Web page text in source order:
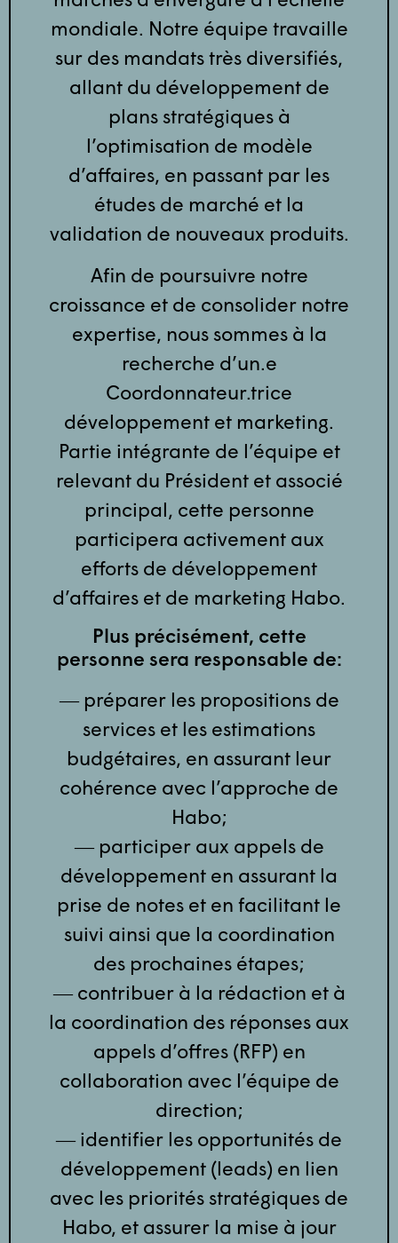
mondiale. Notre équipe travaille
sur des mandats très diversifiés,
allant du développement de
plans stratégiques à
l’optimisation de modèle
d’affaires, en passant par les
études de marché et la
validation de nouveaux produits.
Afin de poursuivre notre
croissance et de consolider notre
expertise, nous sommes à la
recherche d’un.e
Coordonnateur.trice
développement et marketing.
Partie intégrante de l’équipe et
relevant du Président et associé
principal, cette personne
participera activement aux
efforts de développement
d’affaires et de marketing Habo.
Plus précisément, cette
personne sera responsable de:
― préparer les propositions de
services et les estimations
budgétaires, en assurant leur
cohérence avec l’approche de
Habo;
― participer aux appels de
développement en assurant la
prise de notes et en facilitant le
suivi ainsi que la coordination
des prochaines étapes;
― contribuer à la rédaction et à
la coordination des réponses aux
appels d’offres (RFP) en
collaboration avec l’équipe de
direction;
― identifier les opportunités de
développement (leads) en lien
avec les priorités stratégiques de
Habo, et assurer la mise à jour